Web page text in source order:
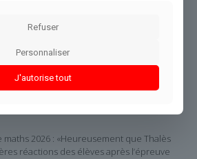
maths 2026 : «Heureusement que Thalès
réactions des élèves après l’épreuve
Refuser
Personnaliser
J'autorise tout